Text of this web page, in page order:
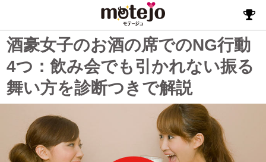
酒豪女子のお酒の席でのNG行動
4つ：飲み会でも引かれない振る
舞い方を診断つきで解説